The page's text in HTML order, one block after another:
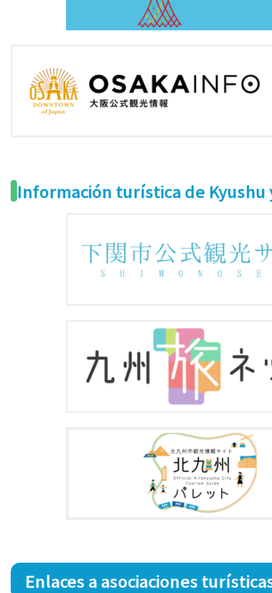
Información turística de Kyushu
Enlaces a asociaciones